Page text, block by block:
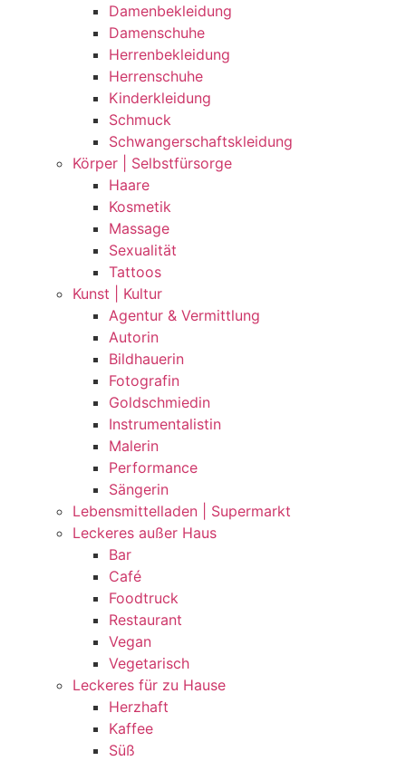
Damenbekleidung
Damenschuhe
Herrenbekleidung
Herrenschuhe
Kinderkleidung
Schmuck
Schwangerschaftskleidung
Körper | Selbstfürsorge
Haare
Kosmetik
Massage
Sexualität
Tattoos
Kunst | Kultur
Agentur & Vermittlung
Autorin
Bildhauerin
Fotografin
Goldschmiedin
Instrumentalistin
Malerin
Performance
Sängerin
Lebensmittelladen | Supermarkt
Leckeres außer Haus
Bar
Café
Foodtruck
Restaurant
Vegan
Vegetarisch
Leckeres für zu Hause
Herzhaft
Kaffee
Süß